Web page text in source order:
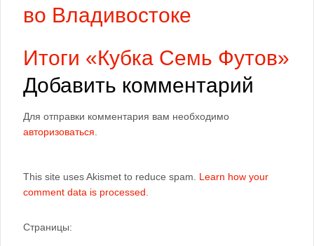
во Владивостоке
Итоги «Кубка Семь Футов»
Добавить комментарий
Для отправки комментария вам необходимо
авторизоваться
This site uses Akismet to reduce spam. Learn how your
comment data is processed
Страницы: